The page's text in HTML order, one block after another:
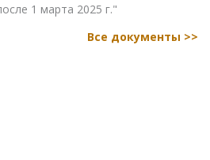
1 марта 2025 г."
Все документы >>